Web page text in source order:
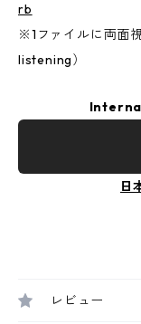
rb
※1ファイルに両面
listening）
日
レビュー